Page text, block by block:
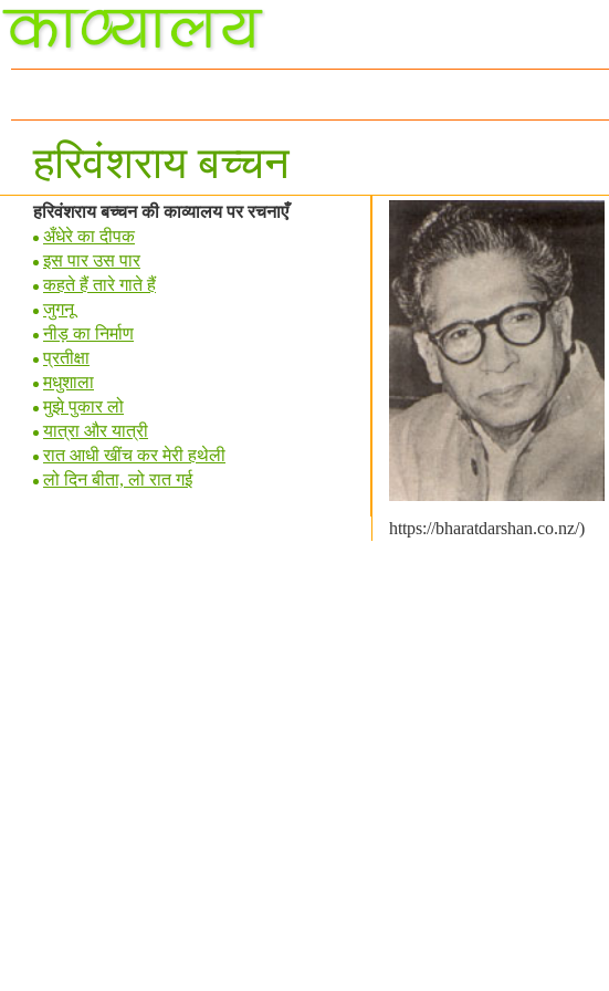
हरिवंशराय बच्चन
हरिवंशराय बच्चन की काव्यालय पर रचनाएँ
अँधेरे का दीपक
इस पार उस पार
कहते हैं तारे गाते हैं
जुगनू
नीड़ का निर्माण
प्रतीक्षा
मधुशाला
मुझे पुकार लो
यात्रा और यात्री
रात आधी खींच कर मेरी हथेली
लो दिन बीता, लो रात गई
https://bharatdarshan.co.nz/)